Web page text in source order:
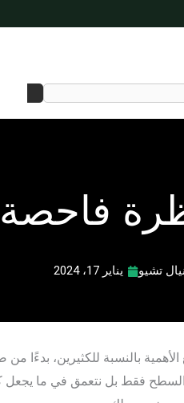
فاحصة
تشيو يناير 17، 2024
الأهمية بالنسبة للكثيرين، بدءًا
فقط بل نتعمق في ما يجعل